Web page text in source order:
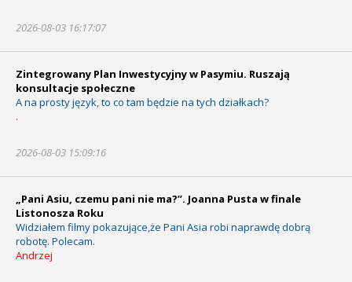
2026-08-03 16:17:07
Zintegrowany Plan Inwestycyjny w Pasymiu. Ruszają
konsultacje społeczne
A na prosty język, to co tam będzie na tych działkach?
.
2026-08-03 15:09:16
„Pani Asiu, czemu pani nie ma?”. Joanna Pusta w finale
Listonosza Roku
Widziałem filmy pokazujące,że Pani Asia robi naprawdę dobrą
robotę. Polecam.
Andrzej